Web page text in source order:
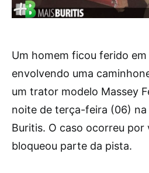
Um homem ficou ferido
envolvendo uma
um trator modelo Massey
noite de terça-feira (06)
Buritis. O caso ocorreu
bloqueou parte da pista.